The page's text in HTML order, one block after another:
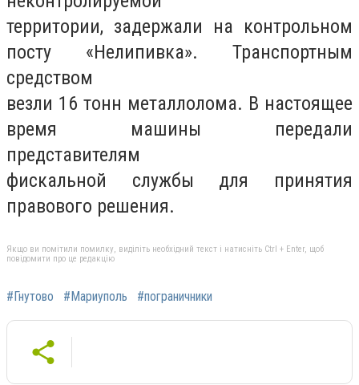
территории, задержали на контрольном
посту «Нелипивка». Транспортным
средством
везли 16 тонн металлолома. В настоящее
время машины передали
представителям
фискальной службы для принятия
правового решения.
Якщо ви помітили помилку, виділіть необхідний текст і натисніть Ctrl + Enter, щоб
повідомити про це редакцію
#Гнутово #Мариуполь #пограничники